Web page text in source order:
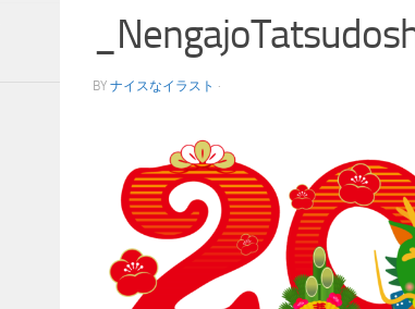
BY ナイスなイラスト ·